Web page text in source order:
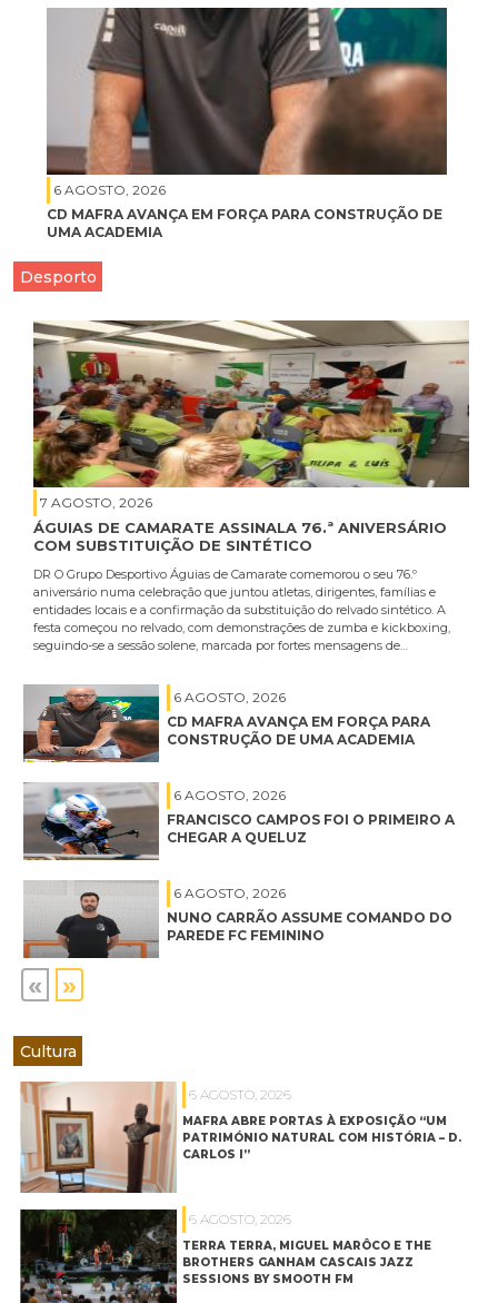
6 AGOSTO, 2026
CD MAFRA AVANÇA EM FORÇA PARA CONSTRUÇÃO DE
UMA ACADEMIA
Desporto
7 AGOSTO, 2026
ÁGUIAS DE CAMARATE ASSINALA 76.ª ANIVERSÁRIO
COM SUBSTITUIÇÃO DE SINTÉTICO
DR O Grupo Desportivo Águias de Camarate comemorou o seu 76.º
aniversário numa celebração que juntou atletas, dirigentes, famílias e
entidades locais e a confirmação da substituição do relvado sintético. A
festa começou no relvado, com demonstrações de zumba e kickboxing,
seguindo-se a sessão solene, marcada por fortes mensagens de…
6 AGOSTO, 2026
CD MAFRA AVANÇA EM FORÇA PARA
CONSTRUÇÃO DE UMA ACADEMIA
6 AGOSTO, 2026
FRANCISCO CAMPOS FOI O PRIMEIRO A
CHEGAR A QUELUZ
6 AGOSTO, 2026
NUNO CARRÃO ASSUME COMANDO DO
PAREDE FC FEMININO
« »
Cultura
6 AGOSTO, 2026
MAFRA ABRE PORTAS À EXPOSIÇÃO “UM
PATRIMÓNIO NATURAL COM HISTÓRIA – D.
CARLOS I”
6 AGOSTO, 2026
TERRA TERRA, MIGUEL MARÔCO E THE
BROTHERS GANHAM CASCAIS JAZZ
SESSIONS BY SMOOTH FM